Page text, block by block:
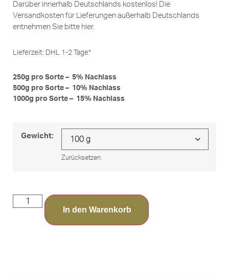
Darüber innerhalb Deutschlands kostenlos! Die
Versandkosten für Lieferungen außerhalb Deutschlands
entnehmen Sie bitte hier.
Lieferzeit: DHL 1-2 Tage*
250g pro Sorte – 5% Nachlass
500g pro Sorte – 10% Nachlass
1000g pro Sorte – 15% Nachlass
Gewicht:
Zurücksetzen
In den Warenkorb